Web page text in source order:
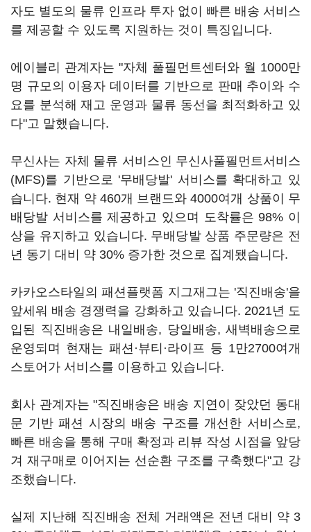
자도 별도의 물류 인프라 투자 없이 빠른 배송 서비스
를 제공할 수 있도록 지원하는 것이 특징입니다.
에이블리 관계자는 "자체 풀필먼트센터와 월 1000만
명 규모의 이용자 데이터를 기반으로 판매 추이와 수
요를 분석해 재고 운영과 물류 동선을 최적화하고 있
다"고 말했습니다.
무신사는 자체 물류 서비스인 무신사풀필먼트서비스
(MFS)를 기반으로 '무배당발' 서비스를 확대하고 있
습니다. 현재 약 460개 브랜드와 4000여개 상품이 무
배당발 서비스를 제공하고 있으며 도착률은 98% 이
상을 유지하고 있습니다. 무배당발 상품 주문량은 전
년 동기 대비 약 30% 증가한 것으로 집계됐습니다.
카카오스타일의 패션플랫폼 지그재그는 '직진배송'을
앞세워 배송 경쟁력을 강화하고 있습니다. 2021년 도
입된 직진배송은 내일배송, 당일배송, 새벽배송으로
운영되며 현재는 패션·뷰티·라이프 등 1만2700여개
스토어가 서비스를 이용하고 있습니다.
회사 관계자는 "직진배송은 배송 지연이 잦았던 동대
문 기반 패션 시장의 배송 구조를 개선한 서비스로,
빠른 배송을 통해 구매 확정과 리뷰 작성 시점을 앞당
겨 재구매로 이어지는 선순환 구조를 구축했다"고 강
조했습니다.
실제 지난해 직진배송 전체 거래액은 전년 대비 약 3